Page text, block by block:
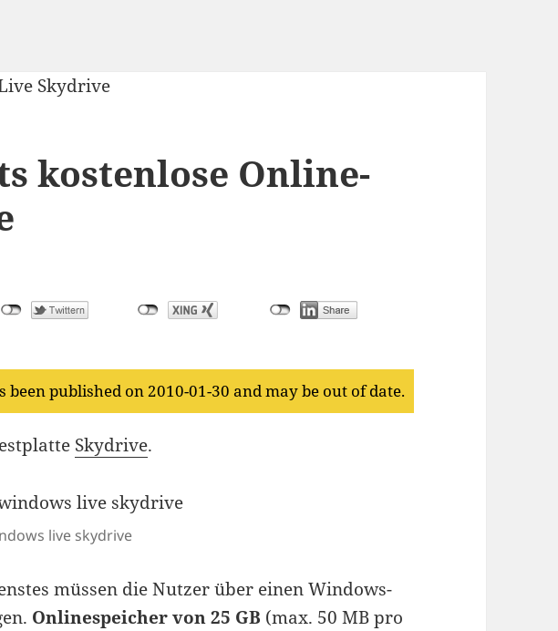
kostenlose Online-
been published on 2010-01-30 and may be out of date.
Skydrive.
live skydrive
müssen die Nutzer über einen Windows-
Onlinespeicher von 25 GB (max. 50 MB pro